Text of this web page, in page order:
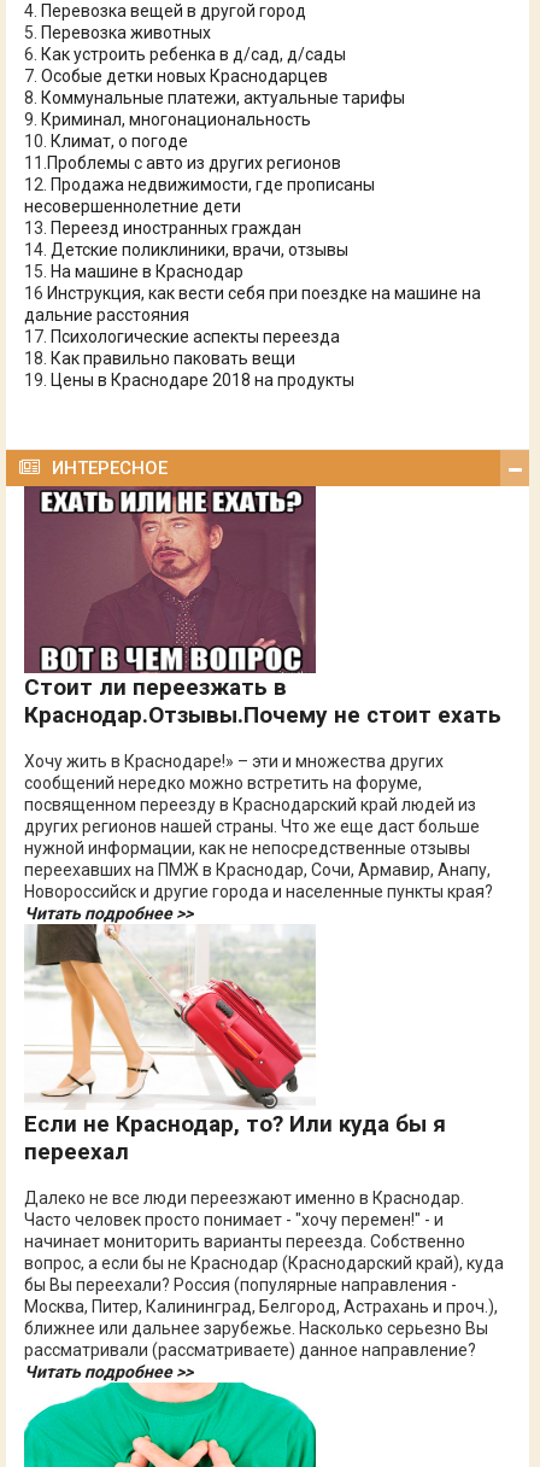
4. Перевозка вещей в другой город
5. Перевозка животных
6. Как устроить ребенка в д/сад, д/сады
7. Особые детки новых Краснодарцев
8. Коммунальные платежи, актуальные тарифы
9. Криминал, многонациональность
10. Климат, о погоде
11. Проблемы с авто из других регионов
12. Продажа недвижимости, где прописаны
несовершеннолетние дети
13. Переезд иностранных граждан
14. Детские поликлиники, врачи, отзывы
15. На машине в Краснодар
16 Инструкция, как вести себя при поездке на машине на
дальние расстояния
17. Психологические аспекты переезда
18. Как правильно паковать вещи
19. Цены в Краснодаре 2018 на продукты
ИНТЕРЕСНОЕ
Стоит ли переезжать в
Краснодар.Отзывы.Почему не стоит ехать
Хочу жить в Краснодаре!» – эти и множества других
сообщений нередко можно встретить на форуме,
посвященном переезду в Краснодарский край людей из
других регионов нашей страны. Что же еще даст больше
нужной информации, как не непосредственные отзывы
переехавших на ПМЖ в Краснодар, Сочи, Армавир, Анапу,
Новороссийск и другие города и населенные пункты края?
Читать подробнее >>
Если не Краснодар, то? Или куда бы я
переехал
Далеко не все люди переезжают именно в Краснодар.
Часто человек просто понимает - "хочу перемен!" - и
начинает мониторить варианты переезда. Собственно
вопрос, а если бы не Краснодар (Краснодарский край), куда
бы Вы переехали? Россия (популярные направления -
Москва, Питер, Калининград, Белгород, Астрахань и проч.),
ближнее или дальнее зарубежье. Насколько серьезно Вы
рассматривали (рассматриваете) данное направление?
Читать подробнее >>